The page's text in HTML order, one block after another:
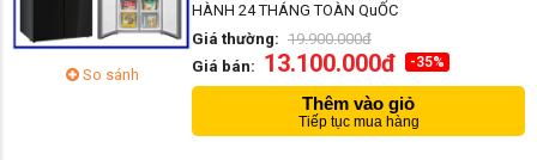
So sánh
HÀNH 24 THÁNG TOÀN QuỐC
Giá thường: 19.900.000đ
Giá bán: 13.100.000đ -35%
Thêm vào giỏ
Tiếp tục mua hàng